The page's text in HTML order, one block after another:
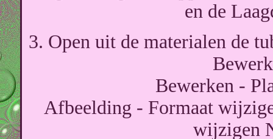
en de
3. Open uit de materialen de
Bewerken -
Afbeelding - Formaat
wijzigen